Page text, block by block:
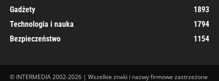
Gadżety
1893
Technologia i nauka
1794
Bezpieczeństwo
1154
© INTERMEDIA 2002-2026 | Wszelkie znaki i nazwy firmowe zastrzeżone